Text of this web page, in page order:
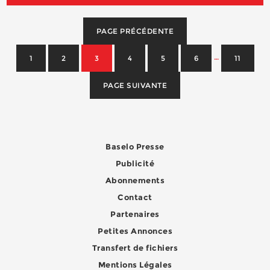
PAGE PRÉCÉDENTE
1 2 3 4 5 6 … 11
PAGE SUIVANTE
Baselo Presse
Publicité
Abonnements
Contact
Partenaires
Petites Annonces
Transfert de fichiers
Mentions Légales